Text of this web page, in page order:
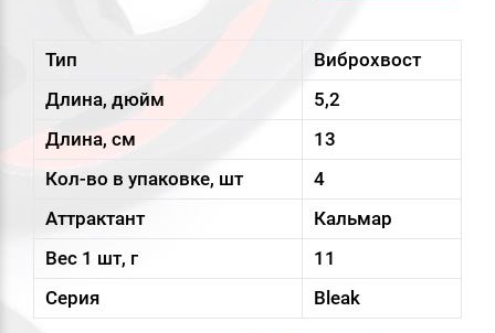
Тип
Виброхвост
Длина, дюйм
5,2
Длина, см
13
Кол-во в упаковке, шт
4
Аттрактант
Кальмар
Вес 1 шт, г
11
Серия
Bleak